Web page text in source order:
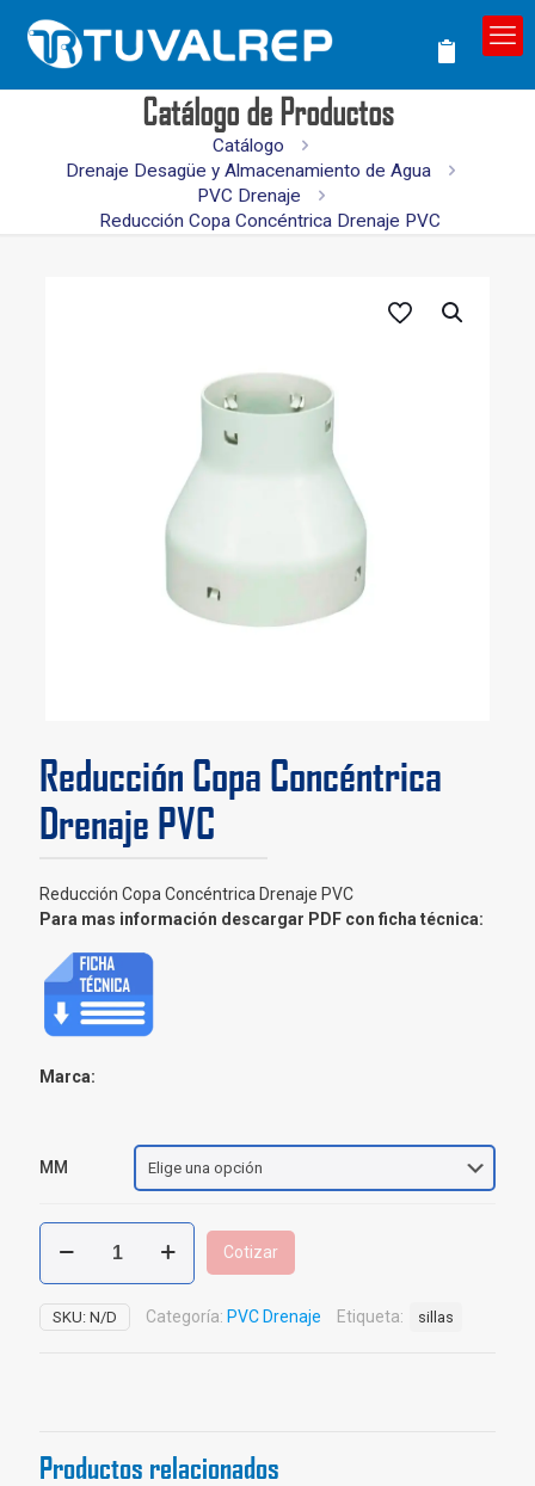
Catálogo de Productos
Catálogo
Drenaje Desagüe y Almacenamiento de Agua
PVC Drenaje
Reducción Copa Concéntrica Drenaje PVC
Reducción Copa Concéntrica
Drenaje PVC
Reducción Copa Concéntrica Drenaje PVC
Para mas información descargar PDF con ficha técnica:
Marca:
MM
Reducción
Copa
Concéntrica
Drenaje
PVC
Cotizar
SKU: N/D Categoría: PVC Drenaje Etiqueta: sillas
Productos relacionados